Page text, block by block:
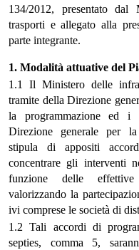
134/2012, presentato dal
trasporti e allegato alla
parte integrante.
1. Modalità attuative del
1.1 Il Ministero delle
tramite della Direzione
la programmazione ed i
Direzione generale per
stipula di appositi
concentrare gli interventi
funzione delle
valorizzando la
ivi comprese le società di
1.2 Tali accordi di
septies, comma 5,